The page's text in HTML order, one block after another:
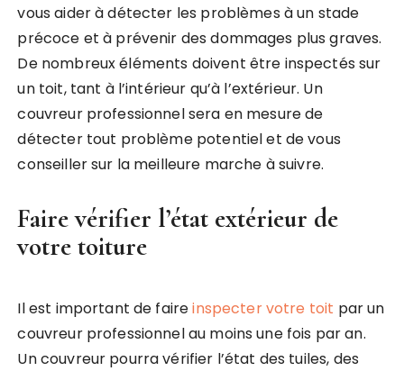
vous aider à détecter les problèmes à un stade
précoce et à prévenir des dommages plus graves.
De nombreux éléments doivent être inspectés sur
un toit, tant à l’intérieur qu’à l’extérieur. Un
couvreur professionnel sera en mesure de
détecter tout problème potentiel et de vous
conseiller sur la meilleure marche à suivre.
Faire vérifier l’état extérieur de
votre toiture
Il est important de faireinspecter votre toit par un
couvreur professionnel au moins une fois par an.
Un couvreur pourra vérifier l’état des tuiles, des